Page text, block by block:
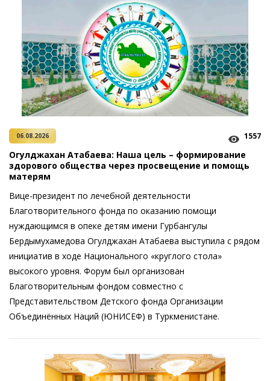
06.08.2026 1557
Огулджахан Атабаева: Наша цель – формирование
здорового общества через просвещение и помощь
матерям
Вице-президент по лечебной деятельности
Благотворительного фонда по оказанию помощи
нуждающимся в опеке детям имени Гурбангулы
Бердымухамедова Огулджахан Атабаева выступила с рядом
инициатив в ходе Национального «круглого стола»
высокого уровня. Форум был организован
Благотворительным фондом совместно с
Представительством Детского фонда Организации
Объединённых Наций (ЮНИСЕФ) в Туркменистане.